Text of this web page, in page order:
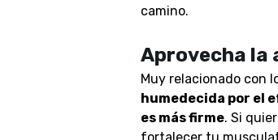
camino.
Aprovecha la
Muy relacionado con
humedecida por el
es más firme. Si